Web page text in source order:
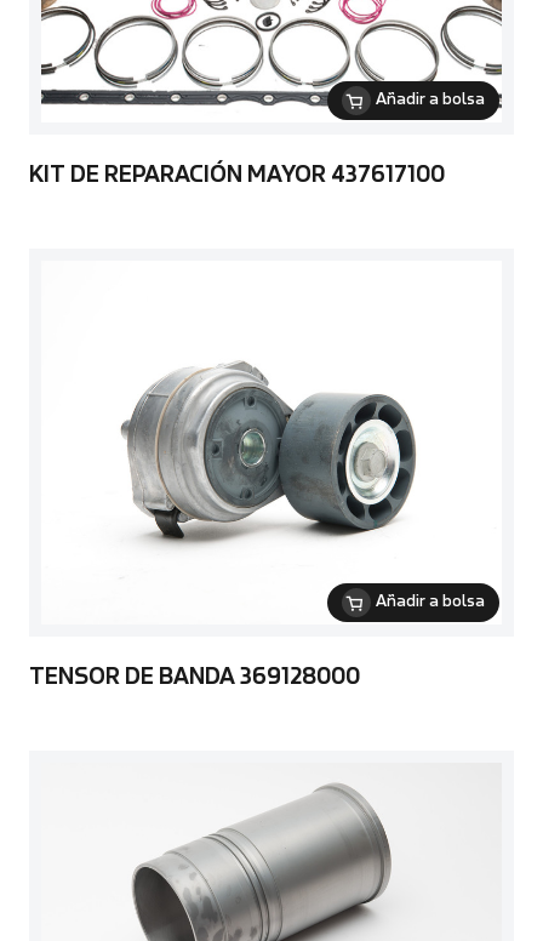
Añadir a bolsa
KIT DE REPARACIÓN MAYOR 437617100
Añadir a bolsa
TENSOR DE BANDA 369128000